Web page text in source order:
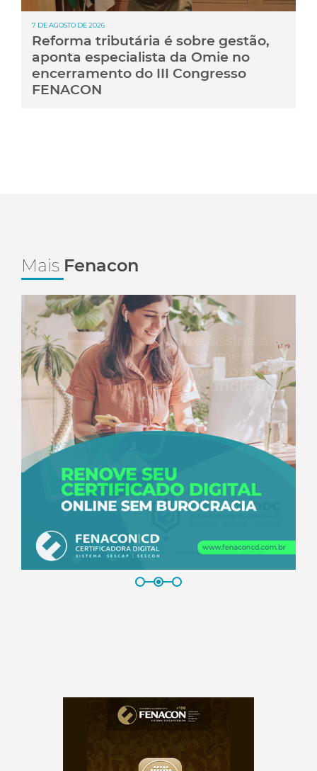
7 DE AGOSTO DE 2026
Reforma tributária é sobre gestão,
aponta especialista da Omie no
encerramento do III Congresso
FENACON
Mais Fenacon